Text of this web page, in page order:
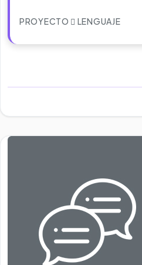
PROYECTO LENGUAJE